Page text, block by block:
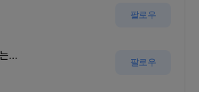
팔로우
세상을비추는올기자
팔로우